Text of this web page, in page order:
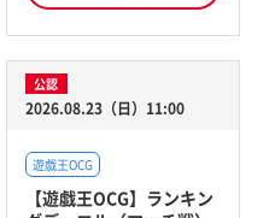
公認
2026.08.23（日）11:00
遊戯王OCG
【遊戯王OCG】ランキン